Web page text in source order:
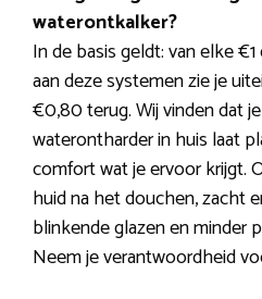
waterontkalker?
In de basis geldt: van elke
aan deze systemen zie je
€0,80 terug. Wij vinden dat
waterontharder in huis laat
comfort wat je ervoor krijgt.
huid na het douchen, zacht
blinkende glazen en minder
Neem je verantwoordheid